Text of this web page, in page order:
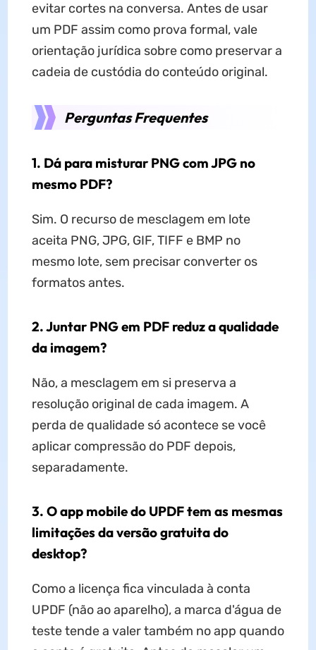
evitar cortes na conversa. Antes de usar
um PDF assim como prova formal, vale
orientação jurídica sobre como preservar a
cadeia de custódia do conteúdo original.
Perguntas Frequentes
1. Dá para misturar PNG com JPG no
mesmo PDF?
Sim. O recurso de mesclagem em lote
aceita PNG, JPG, GIF, TIFF e BMP no
mesmo lote, sem precisar converter os
formatos antes.
2. Juntar PNG em PDF reduz a qualidade
da imagem?
Não, a mesclagem em si preserva a
resolução original de cada imagem. A
perda de qualidade só acontece se você
aplicar compressão do PDF depois,
separadamente.
3. O app mobile do UPDF tem as mesmas
limitações da versão gratuita do
desktop?
Como a licença fica vinculada à conta
UPDF (não ao aparelho), a marca d'água de
teste tende a valer também no app quando